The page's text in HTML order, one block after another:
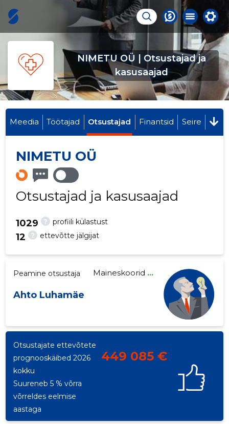
NIMETU OÜ | Otsustajad ja
kasusaajad
-
Meedia Töötajad Otsustajad Finantsid Seire
NIMETU OÜ
Otsustajad ja kasusaajad
? profiili külastust
1029
? ettevõtte jälgijat
12
Peamine otsustaja
Ahto Luhamäe
Maineskoorid ...
Otsustajate ettevõtete
prognooskäibed 2026
kokku
449 085 €
Suureneb 5 % võrra
võrreldes eelmise
aastaga